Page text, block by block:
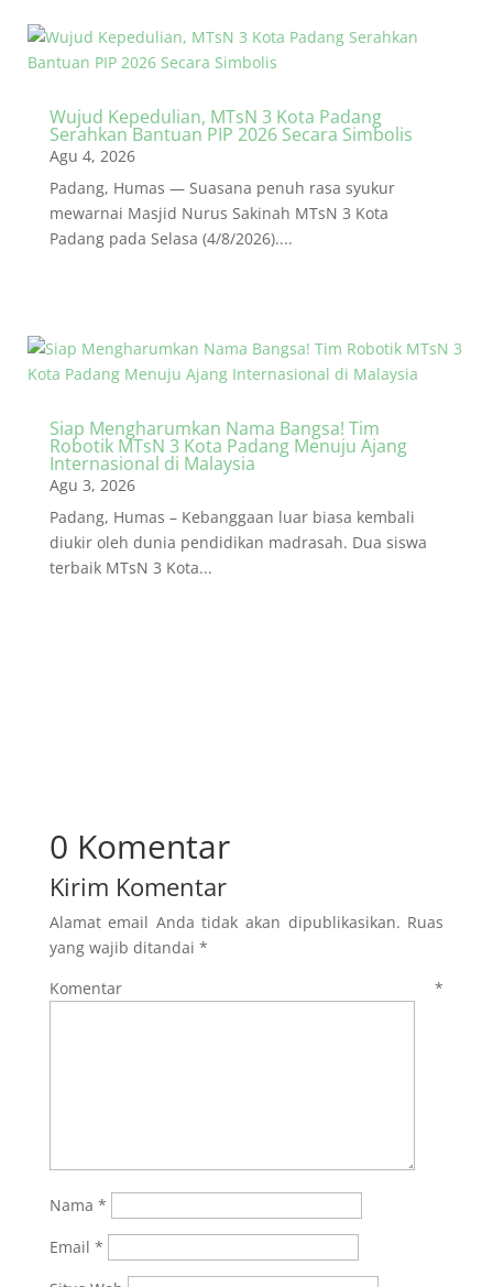
Wujud Kepedulian, MTsN 3 Kota Padang
Serahkan Bantuan PIP 2026 Secara Simbolis
Agu 4, 2026
Padang, Humas — Suasana penuh rasa syukur
mewarnai Masjid Nurus Sakinah MTsN 3 Kota
Padang pada Selasa (4/8/2026)....
Siap Mengharumkan Nama Bangsa! Tim
Robotik MTsN 3 Kota Padang Menuju Ajang
Internasional di Malaysia
Agu 3, 2026
Padang, Humas – Kebanggaan luar biasa kembali
diukir oleh dunia pendidikan madrasah. Dua siswa
terbaik MTsN 3 Kota...
0 Komentar
Kirim Komentar
Alamat email Anda tidak akan dipublikasikan. Ruas
yang wajib ditandai *
Komentar*
Nama *
Email *